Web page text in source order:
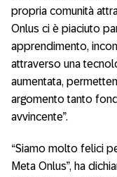
propria comunità
Onlus ci è piaciuto
apprendimento,
attraverso una
aumentata,
argomento tanto
avvincente”.
“Siamo molto felici
Meta Onlus”, ha